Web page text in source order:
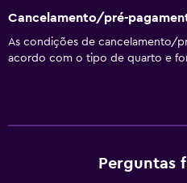
Cancelamento/pré-
As condições de cancelamento/
acordo com o tipo de quarto e
Perguntas